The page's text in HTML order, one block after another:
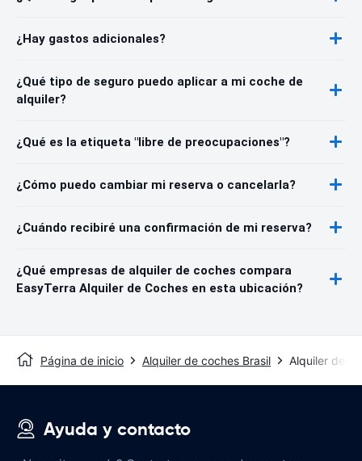
¿Hay gastos adicionales?
¿Qué tipo de seguro puedo aplicar a mi coche de
alquiler?
¿Qué es la etiqueta "libre de preocupaciones"?
¿Cómo puedo cambiar mi reserva o cancelarla?
¿Cuándo recibiré una confirmación de mi reserva?
¿Qué empresas de alquiler de coches compara
EasyTerra Alquiler de Coches en esta ubicación?
Página de inicio Alquiler de coches Brasil Alquiler de
Ayuda y contacto